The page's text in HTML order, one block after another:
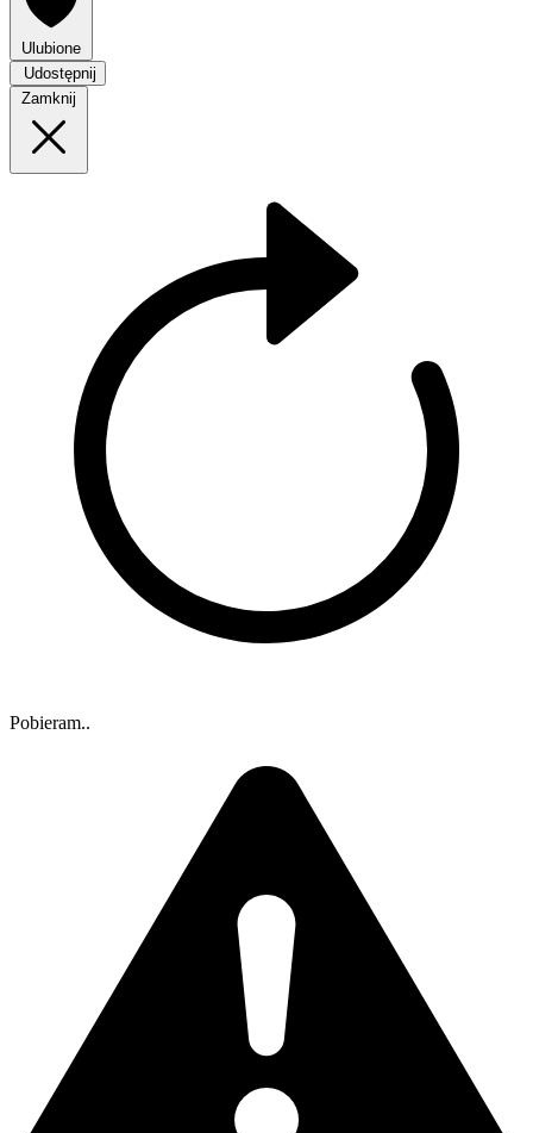
Ulubione
Udostępnij
Zamknij
Pobieram..